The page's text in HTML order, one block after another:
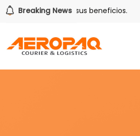
Breaking News
también tiene sus beneficios.